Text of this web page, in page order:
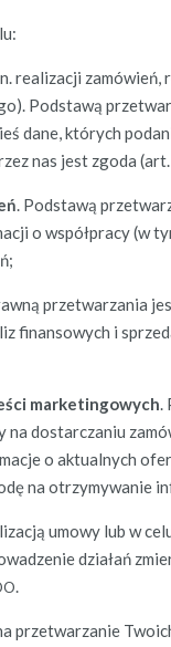
real­iza­cji zamówień,
Pod­stawą
dane, których
nas jest zgo­da
. Pod­stawą
o współpra­cy (w
przetwarza­nia
finan­sowych i
mar­ketingowych.
na dostar­cza­niu
o aktu­al­nych
na otrzymy­wanie
umowy lub w
dzi­ałań
.
przetwarzanie